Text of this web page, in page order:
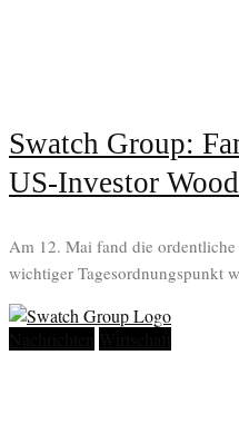
Swatch Group:
US-Investor
Am 12. Mai fand die
wichtiger Tagesordnungspunkt